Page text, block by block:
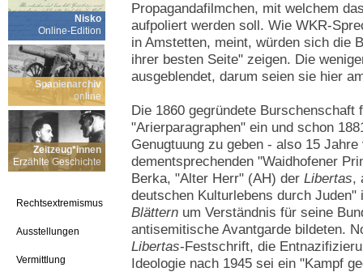
Nisko
Online-Edition
Spanienarchiv
online
Zeitzeug*innen
Erzählte Geschichte
Rechtsextremismus
Ausstellungen
Vermittlung
Propagandafilmchen, mit welchem
aufpoliert werden soll. Wie WKR-
in Amstetten, meint, würden sich die
ihrer besten Seite" zeigen. Die
ausgeblendet, darum seien sie hier
Die 1860 gegründete Burschenschaft
"Arierparagraphen" ein und schon
Genugtuung zu geben - also 15
dementsprechenden "Waidhofener
Berka, "Alter Herr" (AH) der Libertas,
deutschen Kulturlebens durch
Blättern um Verständnis für seine
antisemitische Avantgarde bildeten.
Libertas-Festschrift, die
Ideologie nach 1945 sei ein "Kampf